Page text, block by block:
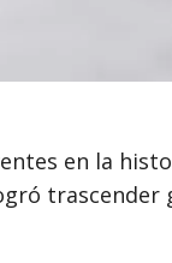
en la